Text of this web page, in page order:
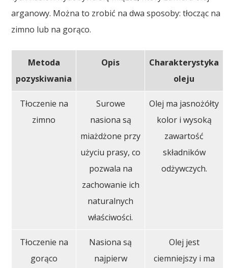
arganowy. Można to zrobić na dwa sposoby: tłocząc na
zimno lub na gorąco.
Metoda
pozyskiwania
Opis
Charakterystyka
oleju
Tłoczenie na
zimno
Surowe
nasiona są
miażdżone przy
użyciu prasy, co
pozwala na
zachowanie ich
naturalnych
właściwości.
Olej ma jasnożółty
kolor i wysoką
zawartość
składników
odżywczych.
Tłoczenie na
gorąco
Nasiona są
najpierw
Olej jest
ciemniejszy i ma